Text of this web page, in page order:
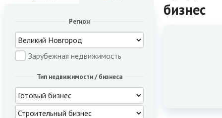
Регион
Зарубежная недвижимость
Тип недвижимости / бизнеса
бизнес